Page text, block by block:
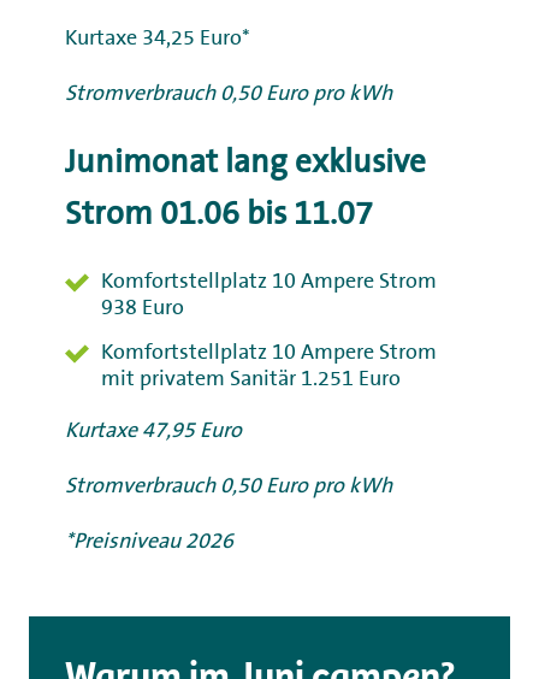
Kurtaxe 34,25 Euro*
Stromverbrauch 0,50 Euro pro kWh
Junimonat lang exklusive
Strom 01.06 bis 11.07
Komfortstellplatz 10 Ampere Strom
938 Euro
Komfortstellplatz 10 Ampere Strom
mit privatem Sanitär 1.251 Euro
Kurtaxe 47,95 Euro
Stromverbrauch 0,50 Euro pro kWh
*Preisniveau 2026